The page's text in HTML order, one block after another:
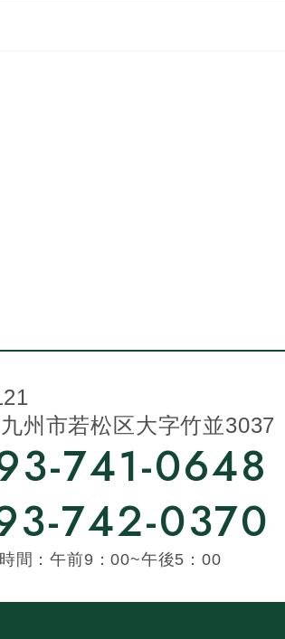
州市若松区大字竹並3037
741-0648
742-0370
間：午前9：00~午後5：00